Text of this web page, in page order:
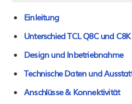
Einleitung
Unterschied TCL Q8C und C8K
Design und Inbetriebnahme
Technische Daten und
Anschlüsse & Konnektivität